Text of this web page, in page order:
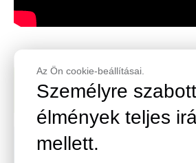
Beton acélszegek a
rögzítéshez
Az Ön cookie-beállításai.
Személyre szabott
élmények teljes
mellett.